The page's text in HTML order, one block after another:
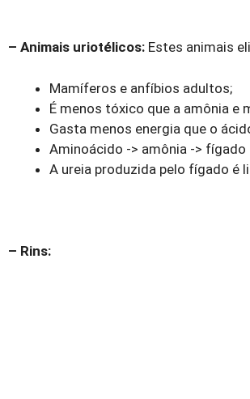
– Animais uriotélicos: Estes animais
Mamíferos e anfíbios adultos;
É menos tóxico que a amônia e
Gasta menos energia que o
Aminoácido -> amônia -> fígado
A ureia produzida pelo fígado é
– Rins: